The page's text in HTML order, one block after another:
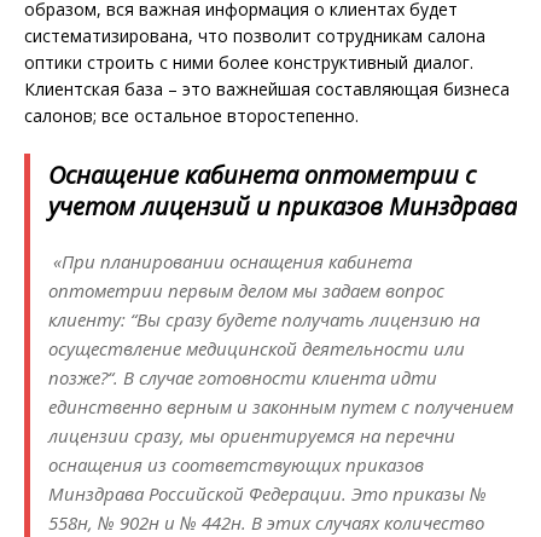
образом, вся важная информация о клиентах будет
систематизирована, что позволит сотрудникам салона
оптики строить с ними более конструктивный диалог.
Клиентская база – это важнейшая составляющая бизнеса
салонов; все остальное второстепенно.
Оснащение кабинета оптометрии с
учетом лицензий и приказов Минздрава
«При планировании оснащения кабинета
оптометрии первым делом мы задаем вопрос
клиенту: “Вы сразу будете получать лицензию на
осуществление медицинской деятельности или
позже?“. В случае готовности клиента идти
единственно верным и законным путем с получением
лицензии сразу, мы ориентируемся на перечни
оснащения из соответствующих приказов
Минздрава Российской Федерации. Это приказы №
558н, № 902н и № 442н. В этих случаях количество